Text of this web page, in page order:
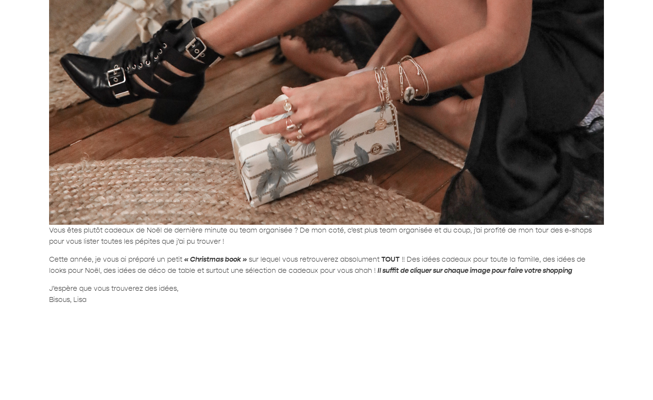
Vous êtes plutôt cadeaux de Noël de dernière minute ou team organisée ? De mon coté, c’est plus team organisée et du coup, j’ai profité de mon tour des e-shops
pour vous lister toutes les pépites que j’ai pu trouver !
Cette année, je vous ai préparé un petit « Christmas book » sur lequel vous retrouverez absolument TOUT!! Des idées cadeaux pour toute la famille, des idées de
looks pour Noël, des idées de déco de table et surtout une sélection de cadeaux pour vous ahah ! Il suffit de cliquer sur chaque image pour faire votre shopping
J’espère que vous trouverez des idées,
Bisous, Lisa